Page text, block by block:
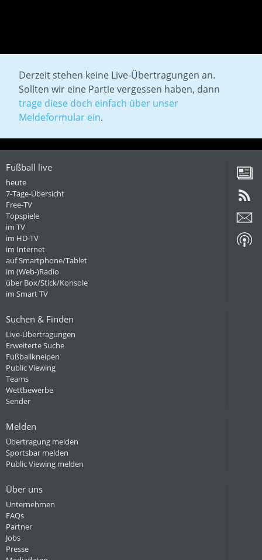
Derzeit stehen keine Live-Übertragungen an.
Sollten wir eine Partie vergessen haben, dann
trage diese doch einfach über unser
Meldeformular ein.
Fußball live
heute
7-Tage-Übersicht
Free-TV
Topspiele
im TV
im HD-TV
im Internet
auf Smartphone/Tablet
im (Web-)Radio
über Box/Stick/Konsole
im Smart TV
Suchen & Finden
Live-Übertragungen
Erweiterte Suche
Fußballkneipen
Public Viewing
Teams
Wettbewerbe
Sender
Melden
Übertragung melden
Sportsbar melden
Public Viewing melden
Über uns
Unternehmen
FAQs
Partner
Jobs
Presse